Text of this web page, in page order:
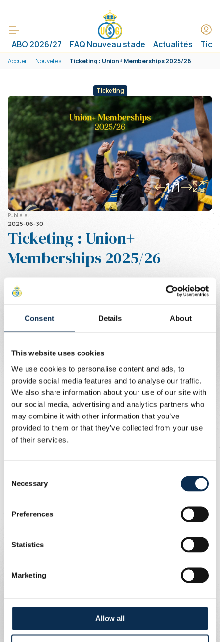
Consent Details About
This website uses cookies
We use cookies to personalise content and ads, to
provide social media features and to analyse our traffic.
We also share information about your use of our site with
our social media, advertising and analytics partners who
may combine it with other information that you’ve
provided to them or that they’ve collected from your use
of their services.
Selection
Necessary
Preferences
Statistics
Marketing
Allow all
ABO 2026/27 FAQ Nouveau stade Actualités
Accueil Nouvelles Ticketing : Union+ Memberships 2025/26
Ticketing
1/1
Publié le
2025-06-30
Ticketing : Union+
Memberships 2025/26
Les Union+ Memberships ne sont pas
disponibles pour le moment, jusqu’à
nouvel ordre.
Écrit par
En tant qu’Union+ Member, vous bénéficiez d’un accès
Jupiler Pro League. Pour les matchs à domicile en UEFA
Champions League et Croky Cup, les abonnés sont
prioritaires, suivis des Union+ Members.
Pour plus d'infos, vous pouvez contacter notre service
ticketing via ticketing@rusg.be.